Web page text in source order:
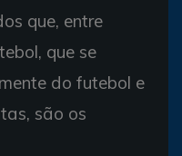
que, entre
que se
do futebol e
são os